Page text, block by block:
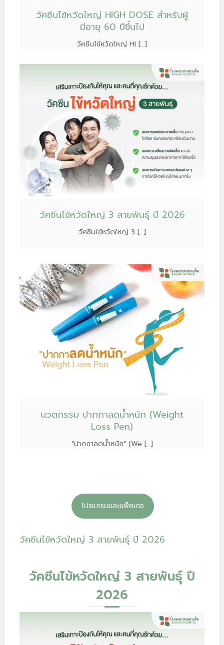
วัคซีนไข้หวัดใหญ่ HIGH DOSE สำหรับผู้
มีอายุ 60 ปีขึ้นไป
วัคซีนไข้หวัดใหญ่ HI […]
วัคซีนไข้หวัดใหญ่ 3 สายพันธุ์ ปี 2026
วัคซีนไข้หวัดใหญ่ 3 […]
นวตกรรม ปากกาลดน้ำหนัก (Weight
Loss Pen)
"ปากกาลดน้ำหนัก" (We […]
โปรแกรมและแพ็คเกจ
วัคซีนไข้หวัดใหญ่ 3 สายพันธุ์ ปี 2026
วัคซีนไข้หวัดใหญ่ 3 สายพันธุ์ ปี
2026